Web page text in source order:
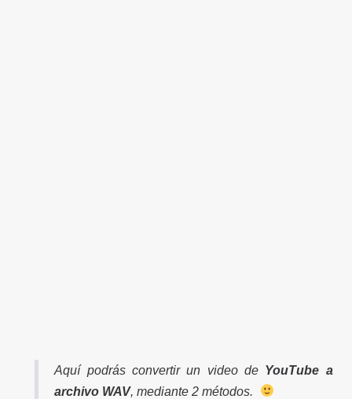
Aquí podrás convertir un video de YouTube a
archivo WAV, mediante 2 métodos.